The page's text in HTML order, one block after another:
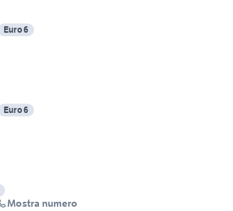
Euro 6
Euro 6
Mostra numero